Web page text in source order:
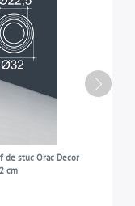
de stuc Orac Decor
cm